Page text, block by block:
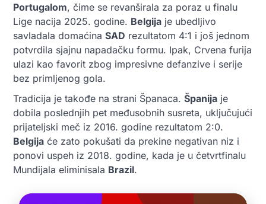
Portugalom, čime se revanširala za poraz u finalu
Lige nacija 2025. godine. Belgija je ubedljivo
savladala domaćina SAD rezultatom 4:1 i još jednom
potvrdila sjajnu napadačku formu. Ipak, Crvena furija
ulazi kao favorit zbog impresivne defanzive i serije
bez primljenog gola.
Tradicija je takođe na strani Španaca. Španija je
dobila poslednjih pet međusobnih susreta, uključujući
prijateljski meč iz 2016. godine rezultatom 2:0.
Belgija će zato pokušati da prekine negativan niz i
ponovi uspeh iz 2018. godine, kada je u četvrtfinalu
Mundijala eliminisala Brazil.